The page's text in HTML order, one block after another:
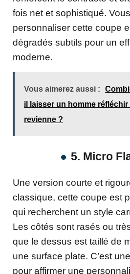
fois net et sophistiqué.
personnaliser cette coupe
dégradés subtils pour un
moderne.
Vous aimerez aussi :
il laisser un homme réfléchir
revienne ?
5. Micro
Une version courte et
classique, cette coupe est
qui recherchent un style
Les côtés sont rasés ou
que le dessus est taillé de
une surface plate. C’est
pour affirmer une